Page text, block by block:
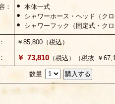
：
本体一式
シャワーホース・ヘッド（ク
シャワーフック（固定式・ク
￥85,800（税込）
￥ 73,810 （税込）（税抜 ￥
数量